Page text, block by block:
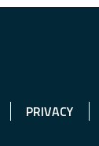
PRIVACY